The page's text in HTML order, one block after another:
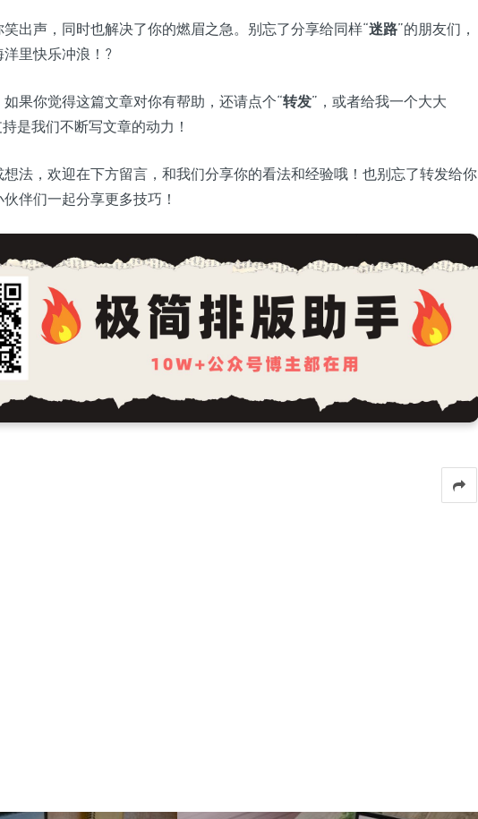
出声，同时也解决了你的燃眉之急。别忘了分享给同样“迷路”的朋友们，
里快乐冲浪！?
果你觉得这篇文章对你有帮助，还请点个“转发”，或者给我一个大大
是我们不断写文章的动力！
法，欢迎在下方留言，和我们分享你的看法和经验哦！也别忘了转发给你
伴们一起分享更多技巧！